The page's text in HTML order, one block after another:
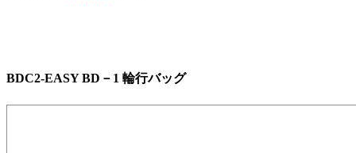
BDC2-EASY BD－1 輪行バッグ